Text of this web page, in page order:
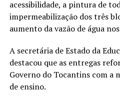
acessibilidade, a pintura de
impermeabilização dos três
aumento da vazão de água
A secretária de Estado da
destacou que as entregas
Governo do Tocantins com a
de ensino.